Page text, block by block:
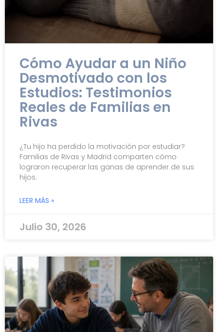
Cómo Ayudar a un Niño
Desmotivado con los
Estudios: Testimonios
Reales de Familias en
Rivas
¿Tu hijo ha perdido la motivación por estudiar?
Familias de Rivas y Madrid comparten cómo
lograron recuperar las ganas de aprender de sus
hijos.
LEER MÁS »
Julio 30, 2026